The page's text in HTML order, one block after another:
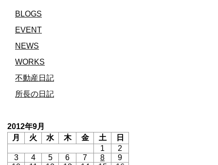
BLOGS
EVENT
NEWS
WORKS
不動産日記
所長の日記
2012年9月
月
火 水 木 金 土 日
1
2
3
4 5 6 7 8
9